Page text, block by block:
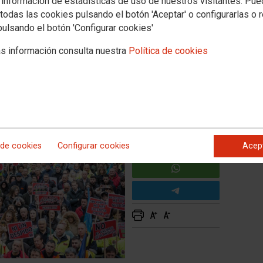
las cookies pulsando el botón 'Aceptar' o configurarlas o
el botón 'Configurar cookies'
información consulta nuestra Política de cookies
cookies Configurar cookies
contra un ERE salvaje